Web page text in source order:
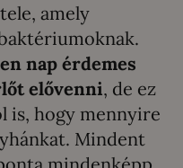
amely
nap érdemes
elővenni, de ez
is, hogy mennyire
Mindent